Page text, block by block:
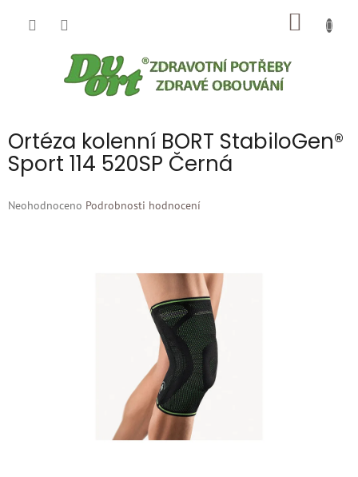
Ortéza kolenní BORT StabiloGen®
Sport 114 520SP Černá
Průměrné
Neohodnoceno Podrobnosti hodnocení